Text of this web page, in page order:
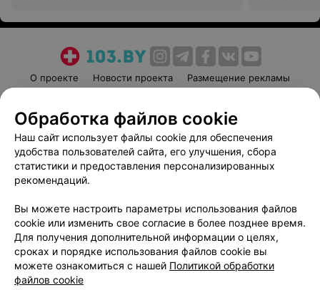
О проекте Новости проекта
Размещение рекламы
Пользовательское соглашение
Способы оплаты
Вакансии
Партнеры
Написать руководителю 103.by
Обработка персональных данных
Обработка файлов cookie
Наш сайт использует файлы cookie для обеспечения
удобства пользователей сайта, его улучшения, сбора
статистики и предоставления персонализированных
рекомендаций.
Вы можете настроить параметры использования файлов
cookie или изменить свое согласие в более позднее время.
Для получения дополнительной информации о целях,
сроках и порядке использования файлов cookie вы
можете ознакомиться с нашей Политикой обработки
файлов cookie